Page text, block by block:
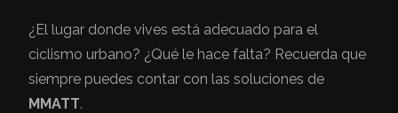
¿El lugar donde vives está adecuado para el
ciclismo urbano? ¿Qué le hace falta? Recuerda que
siempre puedes contar con las soluciones de
MMATT.